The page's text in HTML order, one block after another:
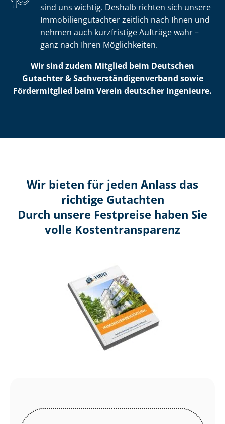
sind uns wichtig. Deshalb richten sich unsere
Im­mo­bi­li­en­gut­ach­ter zeitlich nach Ihnen und
nehmen auch kurzfristige Aufträge wahr –
ganz nach Ihren Möglichkeiten.
Wir sind zudem Mitglied beim Deutschen
Gutachter & Sach­ver­stän­di­gen­ver­band sowie
Fördermitglied beim Verein deutscher Ingenieure.
Wir bieten für jeden Anlass das
richtige Gutachten
Durch unsere Festpreise haben Sie
volle Kosten­transparenz